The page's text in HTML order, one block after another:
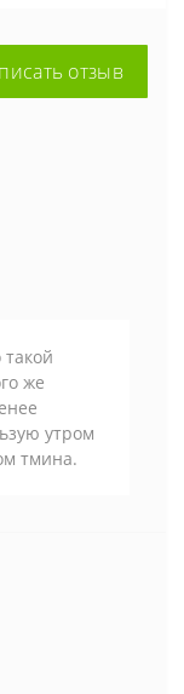
отзыв
же
утром
тмина.